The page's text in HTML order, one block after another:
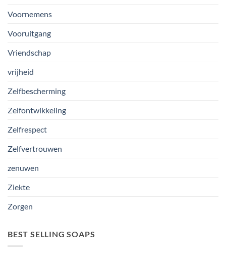
Voornemens
Vooruitgang
Vriendschap
vrijheid
Zelfbescherming
Zelfontwikkeling
Zelfrespect
Zelfvertrouwen
zenuwen
Ziekte
Zorgen
BEST SELLING SOAPS